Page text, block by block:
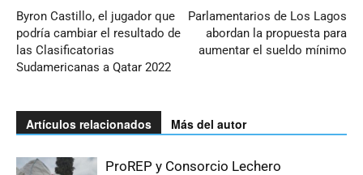
Byron Castillo, el jugador que
podría cambiar el resultado de
las Clasificatorias
Sudamericanas a Qatar 2022
Parlamentarios de Los Lagos
abordan la propuesta para
aumentar el sueldo mínimo
Artículos relacionados Más del autor
ProREP y Consorcio Lechero